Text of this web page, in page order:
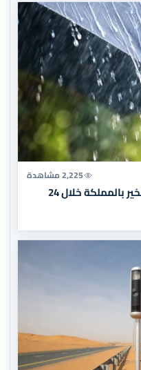
2,225 مشاهدة
في عز الصيف.. مقاييس أمطار الخير بالمملكة خلال 24